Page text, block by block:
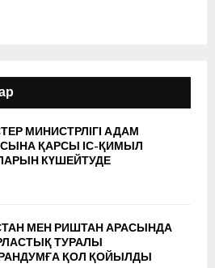
МИНИСТРЛІГІ АДАМ
ҚАРСЫ ІС-ҚИМЫЛ
КҮШЕЙТУДЕ
МЕН РИШТАН АРАСЫНДА
ТУРАЛЫ
ҚОЛ ҚОЙЫЛДЫ